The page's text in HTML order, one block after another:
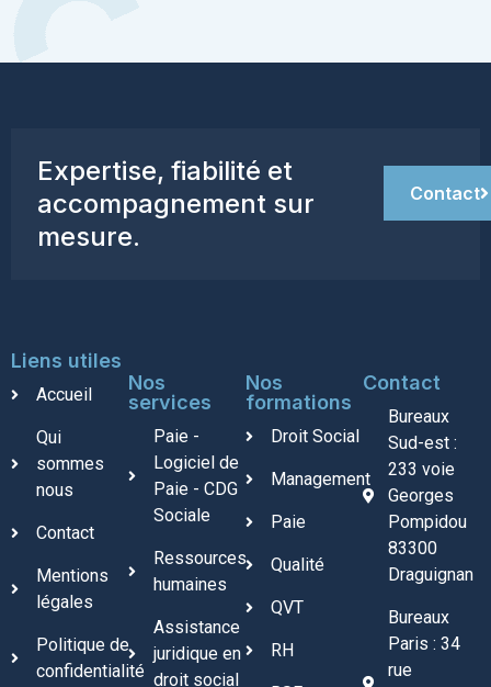
Expertise, fiabilité et
accompagnement sur
mesure.
Contact
Liens utiles
Accueil
Qui
sommes
nous
Contact
Mentions
légales
Politique de
confidentialité
Nos
services
Paie -
Logiciel de
Paie - CDG
Sociale
Ressources
humaines
Assistance
juridique en
droit social
Nos
formations
Droit Social
Management
Paie
Qualité
QVT
RH
Contact
Bureaux
Sud-est :
233 voie
Georges
Pompidou
83300
Draguignan
Bureaux
Paris : 34
rue